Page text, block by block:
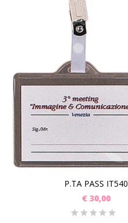
P.TA PASS IT540
€30,00